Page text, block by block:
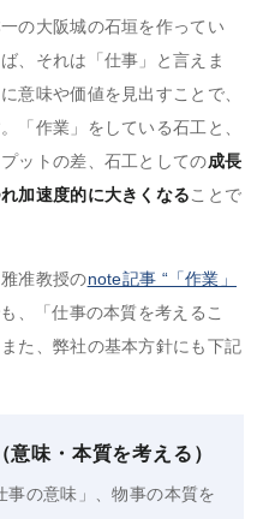
の大阪城の石垣を作ってい
、それは「仕事」と言えま
意味や価値を見出すことで、
「作業」をしている石工と、
ットの差、石工としての成長
加速度的に大きくなることで
准教授のnote記事 “「作業」
、「仕事の本質を考えるこ
た、弊社の基本方針にも下記
味・本質を考える）
事の意味」、物事の本質を